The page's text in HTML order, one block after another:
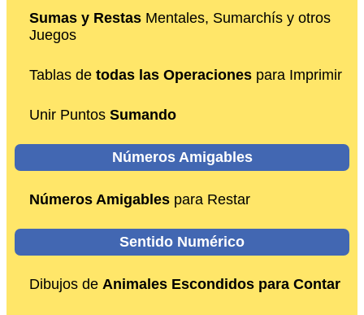
Sumas y Restas Mentales, Sumarchís y otros
Juegos
Tablas de todas las Operaciones para Imprimir
Unir Puntos Sumando
Números Amigables
Números Amigables para Restar
Sentido Numérico
Dibujos de Animales Escondidos para Contar